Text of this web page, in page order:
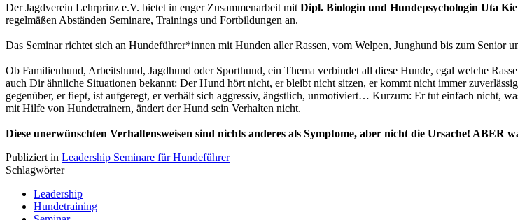
Der Jagdverein Lehrprinz e.V. bietet in enger Zusammenarbeit mit Dipl. Biologin und Hundepsychologin Uta
regelmäßen Abständen Seminare, Trainings und Fortbildungen an.
Das Seminar richtet sich an Hundeführer*innen mit Hunden aller Rassen, vom Welpen, Junghund bis zum Senior
Ob Familienhund, Arbeitshund, Jagdhund oder Sporthund, ein Thema verbindet all diese Hunde, egal welche
auch Dir ähnliche Situationen bekannt: Der Hund hört nicht, er bleibt nicht sitzen, er kommt nicht immer
gegenüber, er fiept, ist aufgeregt, er verhält sich aggressiv, ängstlich, unmotiviert… Kurzum: Er tut einfach nicht,
mit Hilfe von Hundetrainern, ändert der Hund sein Verhalten nicht.
Diese unerwünschten Verhaltensweisen sind nichts anderes als Symptome, aber nicht die Ursache! ABER
Publiziert in Leadership Seminare für Hundeführer
Schlagwörter
Leadership
Hundetraining